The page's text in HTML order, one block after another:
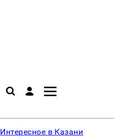
Интересное в Казани